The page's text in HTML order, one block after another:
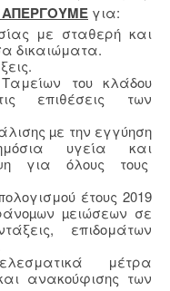
ΑΠΕΡΓΟΥΜΕ για:
με σταθερή και
δικαιώματα.
του κλάδου
επιθέσεις των
µε την εγγύηση
υγεία και
για όλους τους
έτους 2019
µειώσεων σε
επιδομάτων
μέτρα
ανακούφισης των